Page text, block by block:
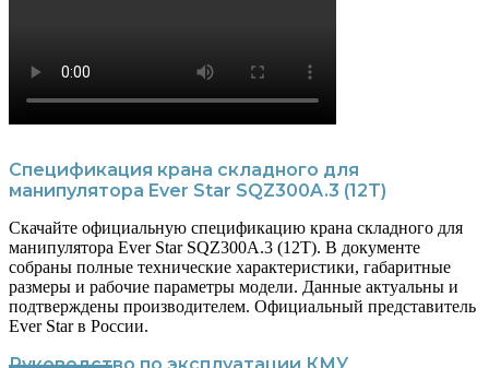
Спецификация крана складного для
манипулятора Ever Star SQZ300A.3 (12T)
Скачайте официальную спецификацию крана складного для
манипулятора Ever Star SQZ300A.3 (12T). В документе
собраны полные технические характеристики, габаритные
размеры и рабочие параметры модели. Данные актуальны и
подтверждены производителем. Официальный представитель
Ever Star в России.